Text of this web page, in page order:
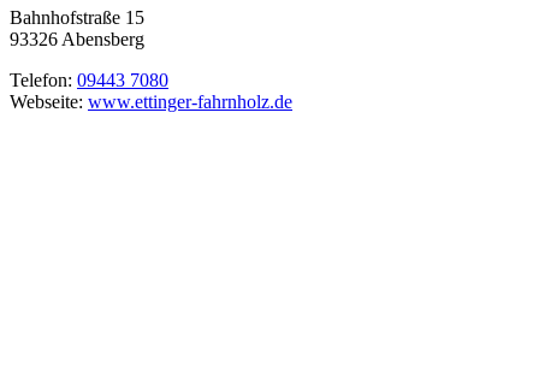
Bahnhofstraße 15
93326 Abensberg
Telefon: 09443 7080
Webseite: www.ettinger-fahrnholz.de